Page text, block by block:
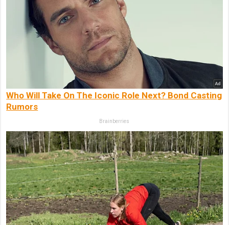
Who Will Take On The Iconic Role Next? Bond Casting
Rumors
Brainberries